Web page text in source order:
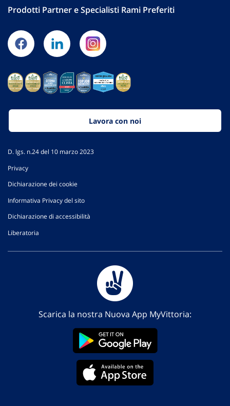
Prodotti Partner e Specialisti Rami Preferiti
Lavora con noi
D. lgs. n.24 del 10 marzo 2023
Privacy
Dichiarazione dei cookie
Informativa Privacy del sito
Dichiarazione di accessibilità
Liberatoria
Scarica la nostra Nuova App MyVittoria: